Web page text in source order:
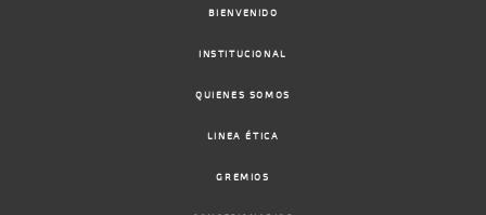
BIENVENIDO
INSTITUCIONAL
QUIENES SOMOS
LINEA ÉTICA
GREMIOS